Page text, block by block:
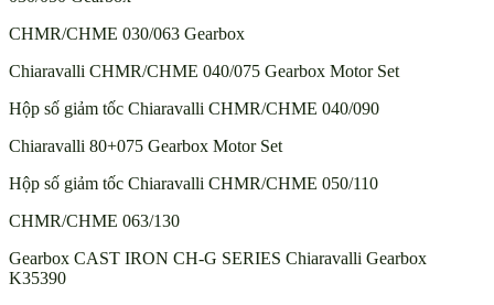
CHMR/CHME 030/063 Gearbox
Chiaravalli CHMR/CHME 040/075 Gearbox Motor Set
Hộp số giảm tốc Chiaravalli CHMR/CHME 040/090
Chiaravalli 80+075 Gearbox Motor Set
Hộp số giảm tốc Chiaravalli CHMR/CHME 050/110
CHMR/CHME 063/130
Gearbox CAST IRON CH-G SERIES Chiaravalli Gearbox
K35390